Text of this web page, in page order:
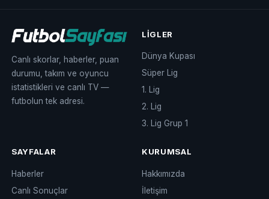
Canlı skorlar, haberler, puan
durumu, takım ve oyuncu
istatistikleri ve canlı TV —
futbolun tek adresi.
LIGLER
Dünya Kupası
Süper Lig
1. Lig
2. Lig
3. Lig Grup 1
SAYFALAR
Haberler
Canlı Sonuçlar
KURUMSAL
Hakkımızda
İletişim